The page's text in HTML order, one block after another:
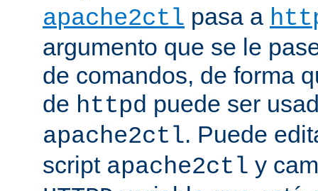
apache2ctl pasa a
argumento que se le
de comandos, de forma
de httpd puede ser
apache2ctl. Puede
script apache2ctl y